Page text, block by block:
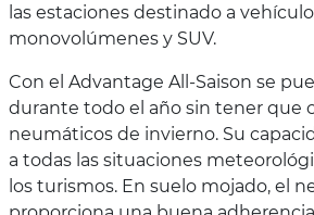
las estaciones destinado a
monovolúmenes y SUV.
Con el Advantage All-Saison se
durante todo el año sin tener que
neumáticos de invierno. Su
a todas las situaciones
los turismos. En suelo mojado, el